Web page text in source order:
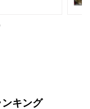
キング